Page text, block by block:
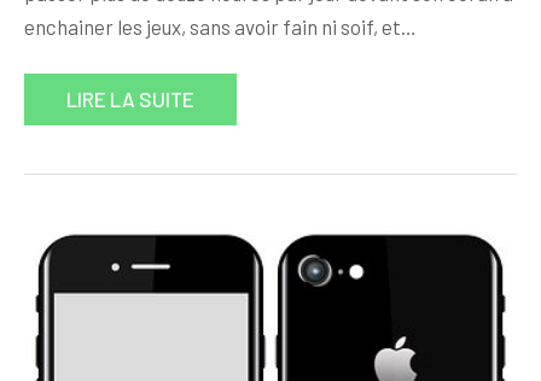
enchainer les jeux, sans avoir fain ni soif, et…
LIRE LA SUITE